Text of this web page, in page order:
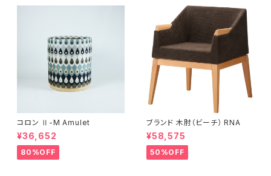
コロン Ⅱ-M Amulet
¥36,652
80%OFF
ブランド 木肘（ビーチ） RNA
¥58,575
50%OFF